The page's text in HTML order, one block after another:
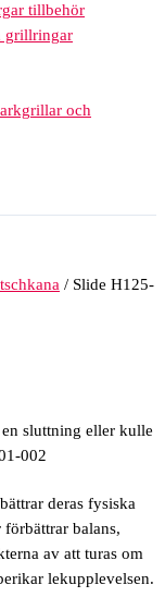
tillbehör
grillringar
och
/ Slide H125-
sluttning eller kulle
002
deras fysiska
balans,
av att turas om
lekupplevelsen.